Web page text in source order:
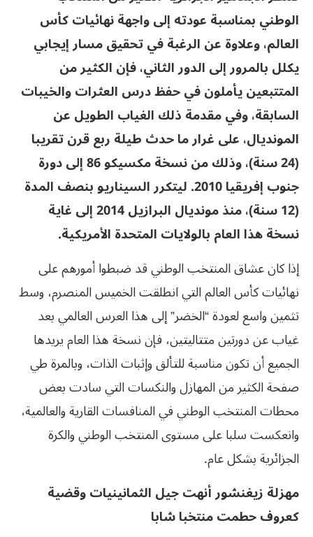
الوطني بمناسبة عودته إلى واجهة نهائيات كأس
العالم، وعلاوة عن الرغبة في تحقيق مسار إيجابي
يكلل بالمرور إلى الدور الثاني، فإن الكثير من
المتتبعين يأملون في حفظ درس العثرات والخيبات
السابقة، وفي مقدمة ذلك الغياب الطويل عن
المونديال، على غرار ما حدث طيلة ربع قرن تقريبا
(24 سنة)، وذلك من نسخة مكسيكو 86 إلى دورة
جنوب إفريقيا 2010. ليتكرر السيناريو بنصف المدة
(12 سنة)، منذ مونديال البرازيل 2014 إلى غاية
نسخة هذا العام بالولايات المتحدة الأمريكية.
إذا كان عشاق المنتخب الوطني قد ضبطوا أمورهم على
نهائيات كأس العالم التي انطلقت الخميس المنصرم، وسط
تثمين واسع لعودة “الخضر” إلى هذا العرس العالمي بعد
غياب عن دورتين متتاليتين، فإن نسخة هذا العام يريدها
الجميع أن تكون مناسبة للتألق وإثبات الذات، وبالمرة طي
صفحة الكثير من المهازل والنكسات التي سادت بعض
محطات المنتخب الوطني في المنافسات القارية والعالمية،
وانعكست سلبا على مستوى المنتخب الوطني والكرة
الجزائرية بشكل عام.
مهزلة زيغنشور أنهت جيل الثمانينيات وقضية
كعروف حطمت منتخبا شابا